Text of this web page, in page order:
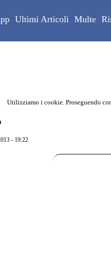
Ultimi Articoli Multe
pagina
Utilizziamo i cookie. Proseguendo
- 19:22